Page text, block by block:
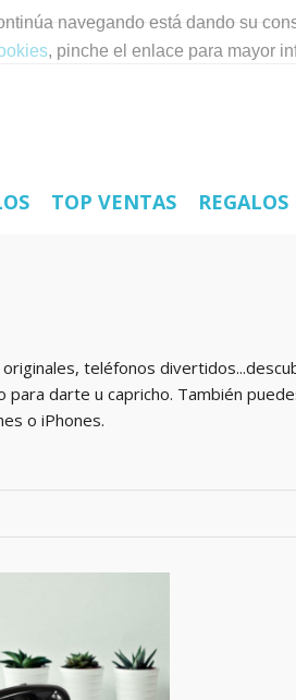
navegando está dando su
, pinche el enlace para mayor
TOP VENTAS
teléfonos
darte u capricho. También
o iPhones.